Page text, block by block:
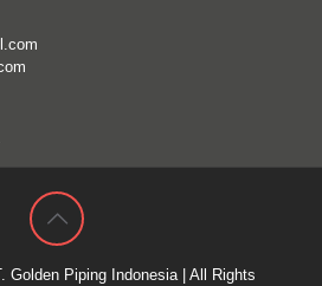
Golden Piping Indonesia| All Rights